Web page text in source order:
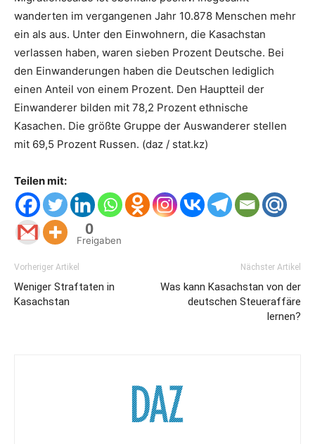
wanderten im vergangenen Jahr 10.878 Menschen mehr
ein als aus. Unter den Einwohnern, die Kasachstan
verlassen haben, waren sieben Prozent Deutsche. Bei
den Einwanderungen haben die Deutschen lediglich
einen Anteil von einem Prozent. Den Hauptteil der
Einwanderer bilden mit 78,2 Prozent ethnische
Kasachen. Die größte Gruppe der Auswanderer stellen
mit 69,5 Prozent Russen. (daz / stat.kz)
Teilen mit:
0
Freigaben
Vorheriger Artikel
Weniger Straftaten in
Kasachstan
Nächster Artikel
Was kann Kasachstan von der
deutschen Steueraffäre
lernen?